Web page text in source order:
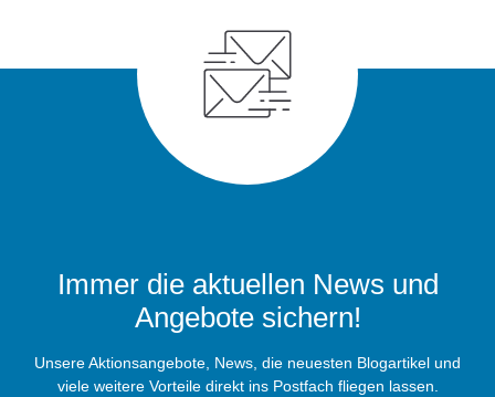
Immer die aktuellen News und
Angebote sichern!
Unsere Aktionsangebote, News, die neuesten Blogartikel und
viele weitere Vorteile direkt ins Postfach fliegen lassen.